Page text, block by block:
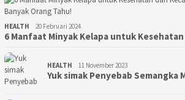
HEALTH 20 Februari 2024
6 Manfaat Minyak Kelapa untuk
HEALTH 11 November 2023
Yuk simak Penyebab Semangka